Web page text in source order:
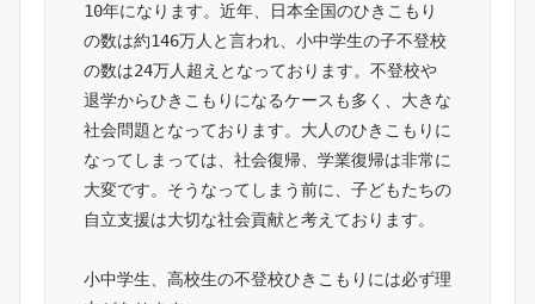
10年になります。近年、日本全国のひきこもり
の数は約146万人と言われ、小中学生の子不登校
の数は24万人超えとなっております。不登校や
退学からひきこもりになるケースも多く、大きな
社会問題となっております。大人のひきこもりに
なってしまっては、社会復帰、学業復帰は非常に
大変です。そうなってしまう前に、子どもたちの
自立支援は大切な社会貢献と考えております。
小中学生、高校生の不登校ひきこもりには必ず理